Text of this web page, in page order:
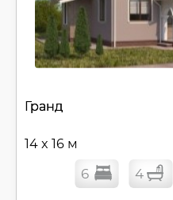
Гранд
14 x 16 м
6 4